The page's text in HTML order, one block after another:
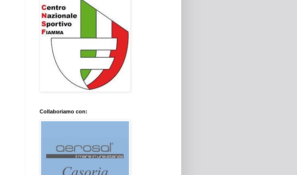
Collaboriamo con: